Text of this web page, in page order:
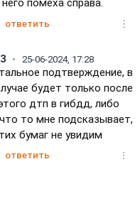
помеха справа.
ответить
25-06-2024, 17:28
подтверждение, в
будет только после
дтп в гибдд, либо
то мне подсказывает,
бумаг не увидим
ответить